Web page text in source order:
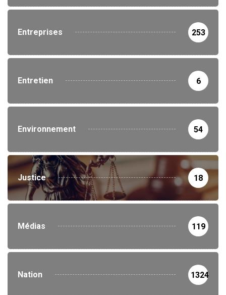
Entreprises 253
Entretien 6
Environnement 54
Justice 18
Médias 119
Nation 1324